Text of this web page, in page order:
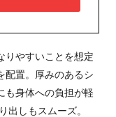
りやすいことを想定
配置。厚みのあるシ
も身体への負担が軽
出しもスムーズ。